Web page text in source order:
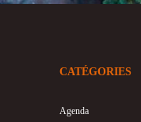
CATÉGORIES
Agenda